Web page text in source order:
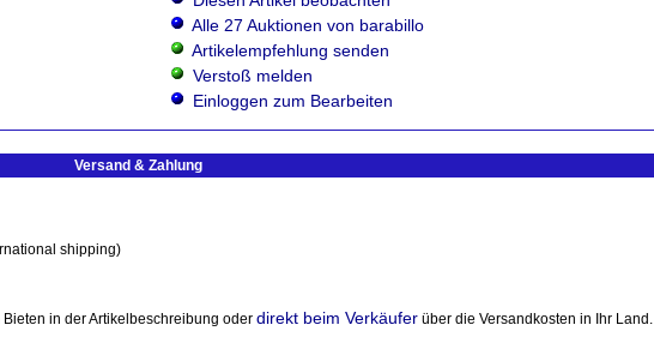
Alle 27 Auktionen von barabillo
Artikelempfehlung senden
Verstoß melden
Einloggen zum Bearbeiten
Versand & Zahlung
shipping)
in der Artikelbeschreibung oder direkt beim Verkäufer über die Versandkosten in Ihr Land.